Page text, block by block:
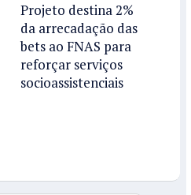
Projeto destina 2%
da arrecadação das
bets ao FNAS para
reforçar serviços
socioassistenciais